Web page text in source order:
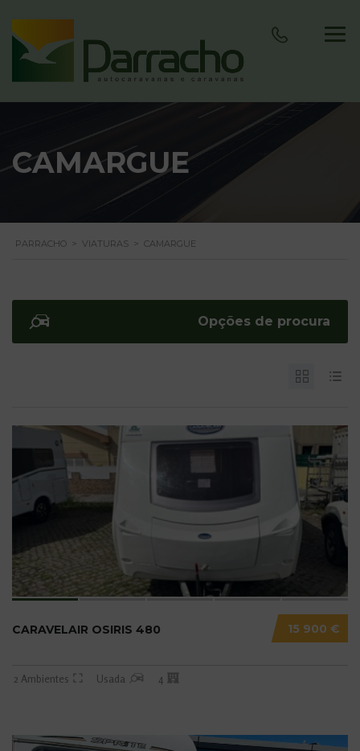
CAMARGUE
PARRACHO > VIATURAS > CAMARGUE
Opções de procura
15 900 €
CARAVELAIR OSIRIS 480
2 Ambientes Usada 4